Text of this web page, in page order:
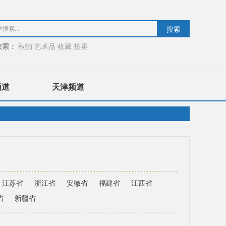
： 秋拍 艺术品 收藏 拍卖
道 天津频道
江苏省 浙江省 安徽省 福建省
江西省
新疆省